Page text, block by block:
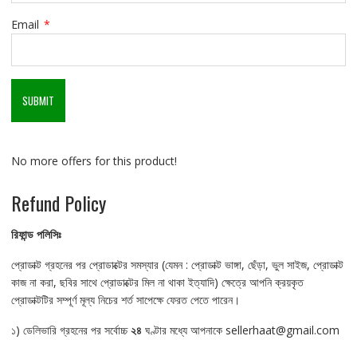
Email *
No more offers for this product!
Refund Policy
রিফান্ড পলিসিঃ
প্রোডাক্ট গ্রহনের পর প্রোডাক্টের সমস্যার (যেমন : প্রোডাক্ট ভাঙ্গা, ছেঁড়া, ভুল সাইজ, প্রোডাক্ট
কাজ না করা, ছবির সাথে প্রোডাক্টের মিল না থাকা ইত্যাদি) ক্ষেত্রে আপনি ক্রয়কৃত
প্রোডাক্টটির সম্পূর্ণ মূল্য নিচের শর্ত সাপেক্ষে ফেরত পেতে পারেন।
১) ডেলিভারি গ্রহনের পর সর্বোচ্চ২৪ ঘণ্টার মধ্যে আপনাকে sellerhaat@gmail.com